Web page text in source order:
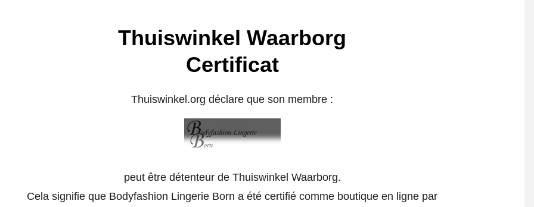
Thuiswinkel Waarborg
Certificat
Thuiswinkel.org déclare que son membre :
peut être détenteur de Thuiswinkel Waarborg.
Cela signifie que Bodyfashion Lingerie Born a été certifié comme boutique en ligne par